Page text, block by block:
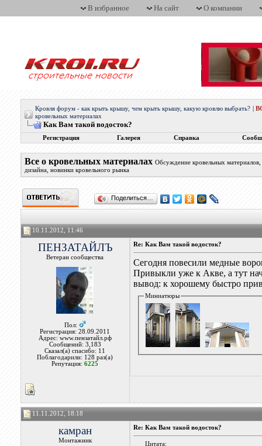
В избранное На сайт О компании
Кровля форум - как крыть крышу, чем крыть крышу, какую кровлю выбрать?
кровельных материалах
Как Вам такой водосток?
Регистрация Галерея Справка
Все о кровельных материалах Обсуждение кровельных
дизайна, новинки кровельного рынка
Поделиться…
10.11.2012, 11:46
ПЕНЗАТАЙЛЪ
Ветеран сообщества
Пол:
Регистрация: 28.09.2011
Адрес: www.пензатайл.рф
Сообщений: 3,183
Сказал(а) спасибо: 11
Поблагодарили: 128 раз(а)
Репутация:6225
Re: Как Вам такой водосток?
Сегодня повесили медные
Привыкли уже к Акве, а тут
вывод: к хорошему быстро
Миниатюры
11.11.2012, 18:18
камран
Монтажник
Re: Как Вам такой водосток?
Цитата: